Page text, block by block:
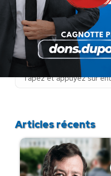
Rechercher
Articles récents